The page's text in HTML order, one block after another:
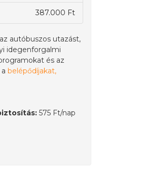
387.000 Ft
autóbuszos utazást,
idegenforgalmi
és az
belépődíjakat,
575 Ft/nap